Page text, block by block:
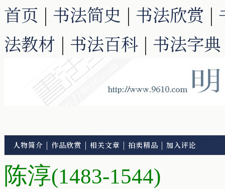
首页 | 书法简史 | 书法欣赏 |
法教材 | 书法百科 | 书法字典
人物简介 | 作品欣赏 | 相关文章 | 拍卖精品 |加入评论
陈淳(1483-1544)